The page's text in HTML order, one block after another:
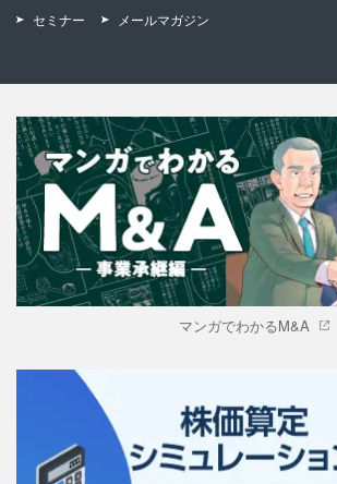
セミナー メールマガジン
マンガでわかるM&A